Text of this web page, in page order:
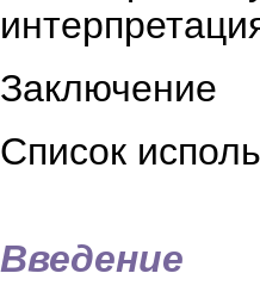
Заключение
Список
Введение